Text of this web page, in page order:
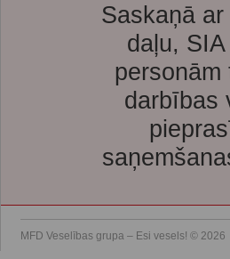
Saskaņā
daļu,
darbības
MFD Veselības grupa – Esi vesels! © 2026